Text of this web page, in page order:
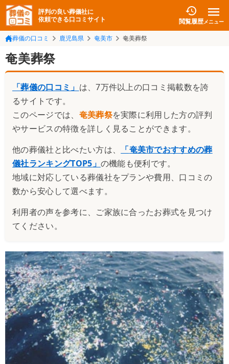
評判の良い葬儀社に
依頼できる口コミサイト
閲覧履歴メニュー
葬儀の口コミ 鹿児島県 奄美市 奄美葬祭
奄美葬祭
「葬儀の口コミ」 は、7万件以上の口コミ掲載数を誇
るサイトです。
このページでは、 奄美葬祭を実際に利用した方の評判
やサービスの特徴を詳しく見ることができます。
他の葬儀社と比べたい方は、
「奄美市でおすすめの葬
儀社ランキングTOP5 」 の機能も便利です。
地域に対応している葬儀社をプランや費用、口コミの
数から安心して選べます。
利用者の声を参考に、ご家族に合ったお葬式を見つけ
てください。